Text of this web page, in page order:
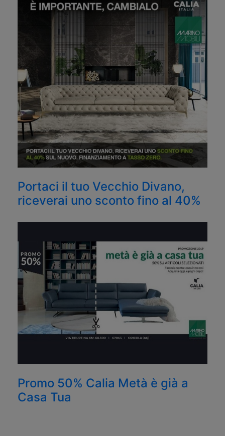
Portaci il tuo Vecchio Divano,
riceverai uno sconto fino al 40%
Promo 50% Calia Metà è già a
Casa Tua